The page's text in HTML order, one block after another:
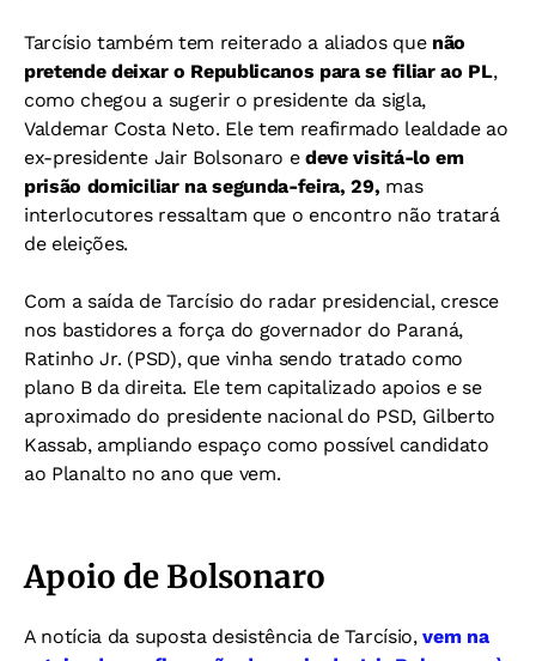
Tarcísio também tem reiterado a aliados quenão
pretende deixar o Republicanos para se filiar ao PL,
como chegou a sugerir o presidente da sigla,
Valdemar Costa Neto. Ele tem reafirmado lealdade ao
ex-presidente Jair Bolsonaro edeve visitá-lo em
prisão domiciliar na segunda-feira, 29, mas
interlocutores ressaltam que o encontro não tratará
de eleições.
Com a saída de Tarcísio do radar presidencial, cresce
nos bastidores a força do governador do Paraná,
Ratinho Jr. (PSD), que vinha sendo tratado como
plano B da direita. Ele tem capitalizado apoios e se
aproximado do presidente nacional do PSD, Gilberto
Kassab, ampliando espaço como possível candidato
ao Planalto no ano que vem.
Apoio de Bolsonaro
A notícia da suposta desistência de Tarcísio,vem na